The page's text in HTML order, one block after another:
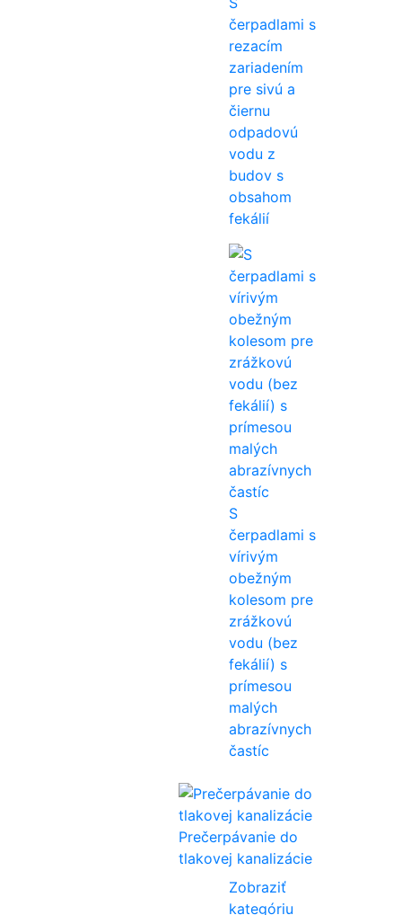
čerpadlami s
rezacím
zariadením
pre sivú a
čiernu
odpadovú
vodu z
budov s
obsahom
fekálií
S
čerpadlami s
vírivým
obežným
kolesom pre
zrážkovú
vodu (bez
fekálií) s
prímesou
malých
abrazívnych
častíc
Prečerpávanie do
tlakovej kanalizácie
Zobraziť
kategóriu